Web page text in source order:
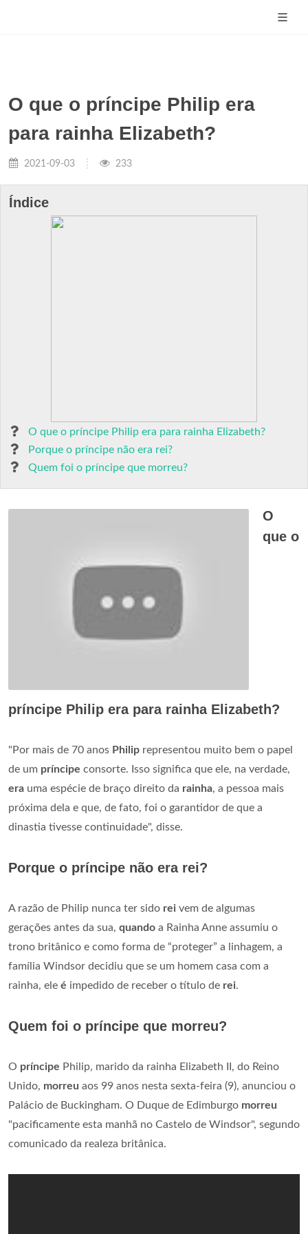
O que o príncipe Philip era
para rainha Elizabeth?
2021-09-03 233
Índice
O que o príncipe Philip era para rainha Elizabeth?
Porque o príncipe não era rei?
Quem foi o príncipe que morreu?
O
que o
príncipe Philip era para rainha Elizabeth?
"Por mais de 70 anos Philip representou muito bem o papel
de um príncipe consorte. Isso significa que ele, na verdade,
era uma espécie de braço direito da rainha, a pessoa mais
próxima dela e que, de fato, foi o garantidor de que a
dinastia tivesse continuidade", disse.
Porque o príncipe não era rei?
A razão de Philip nunca ter sido rei vem de algumas
gerações antes da sua, quando a Rainha Anne assumiu o
trono britânico e como forma de “proteger” a linhagem, a
família Windsor decidiu que se um homem casa com a
rainha, ele é impedido de receber o título de rei.
Quem foi o príncipe que morreu?
O príncipe Philip, marido da rainha Elizabeth II, do Reino
Unido, morreu aos 99 anos nesta sexta-feira (9), anunciou o
Palácio de Buckingham. O Duque de Edimburgo morreu
"pacificamente esta manhã no Castelo de Windsor", segundo
comunicado da realeza britânica.